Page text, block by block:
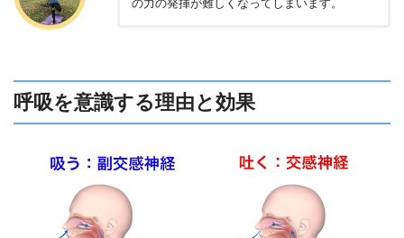
の力の発揮が難しくなってしまいます。
呼吸を意識する理由と効果